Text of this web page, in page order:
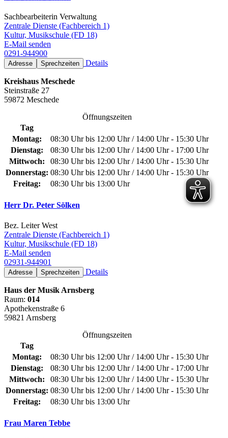
Sachbearbeiterin Verwaltung
Zentrale Dienste (Fachbereich 1)
Kultur, Musikschule (FD 18)
E-Mail senden
0291-944900
Adresse Sprechzeiten Details
Kreishaus Meschede
Steinstraße 27
59872 Meschede
Öffnungszeiten
Tag
Montag:
08:30 Uhr bis 12:00 Uhr / 14:00 Uhr - 15:30 Uhr
Dienstag:
08:30 Uhr bis 12:00 Uhr / 14:00 Uhr - 17:00 Uhr
Mittwoch:
08:30 Uhr bis 12:00 Uhr / 14:00 Uhr - 15:30 Uhr
Donnerstag: 08:30 Uhr bis 12:00 Uhr / 14:00 Uhr - 15:30 Uhr
Freitag:
08:30 Uhr bis 13:00 Uhr
Herr Dr. Peter Sölken
Bez. Leiter West
Zentrale Dienste (Fachbereich 1)
Kultur, Musikschule (FD 18)
E-Mail senden
02931-944901
Adresse Sprechzeiten Details
Haus der Musik Arnsberg
Raum: 014
Apothekenstraße 6
59821 Arnsberg
Öffnungszeiten
Tag
Montag:
08:30 Uhr bis 12:00 Uhr / 14:00 Uhr - 15:30 Uhr
Dienstag:
08:30 Uhr bis 12:00 Uhr / 14:00 Uhr - 17:00 Uhr
Mittwoch:
08:30 Uhr bis 12:00 Uhr / 14:00 Uhr - 15:30 Uhr
Donnerstag: 08:30 Uhr bis 12:00 Uhr / 14:00 Uhr - 15:30 Uhr
Freitag:
08:30 Uhr bis 13:00 Uhr
Frau Maren Tebbe